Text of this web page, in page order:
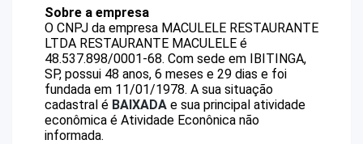
Sobre a empresa
O CNPJ da empresa MACULELE RESTAURANTE
LTDA RESTAURANTE MACULELE é
48.537.898/0001-68. Com sede em IBITINGA,
SP, possui 48 anos, 6 meses e 29 dias e foi
fundada em 11/01/1978. A sua situação
cadastral é BAIXADA e sua principal atividade
econômica é Atividade Econônica não
informada.